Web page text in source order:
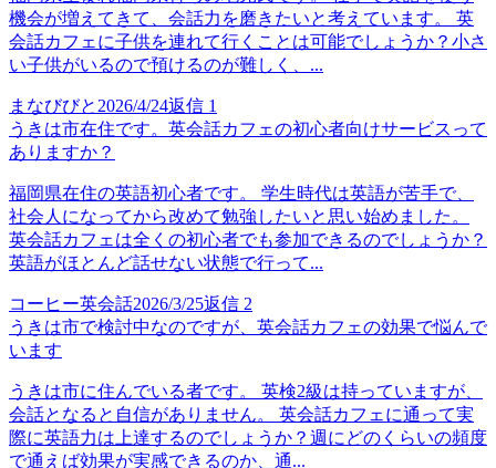
機会が増えてきて、会話力を磨きたいと考えています。 英
会話カフェに子供を連れて行くことは可能でしょうか？小さ
い子供がいるので預けるのが難しく、...
まなびびと 2026/4/24返信 1
うきは市在住です。英会話カフェの初心者向けサービスって
ありますか？
福岡県在住の英語初心者です。 学生時代は英語が苦手で、
社会人になってから改めて勉強したいと思い始めました。
英会話カフェは全くの初心者でも参加できるのでしょうか？
英語がほとんど話せない状態で行って...
コーヒー英会話2026/3/25返信 2
うきは市で検討中なのですが、英会話カフェの効果で悩んで
います
うきは市に住んでいる者です。 英検2級は持っていますが、
会話となると自信がありません。 英会話カフェに通って実
際に英語力は上達するのでしょうか？週にどのくらいの頻度
で通えば効果が実感できるのか、通...